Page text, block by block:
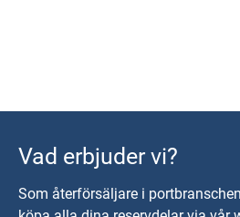
Vad erbjuder vi?
Som återförsäljare i